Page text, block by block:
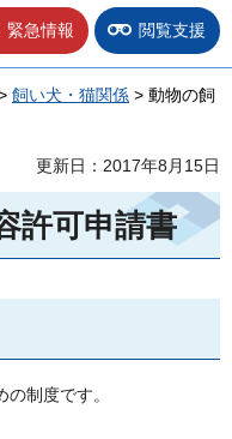
緊急情報 閲覧支援
飼い犬・猫関係 > 動物の飼
更新日：2017年8月15日
許可申請書
制度です。